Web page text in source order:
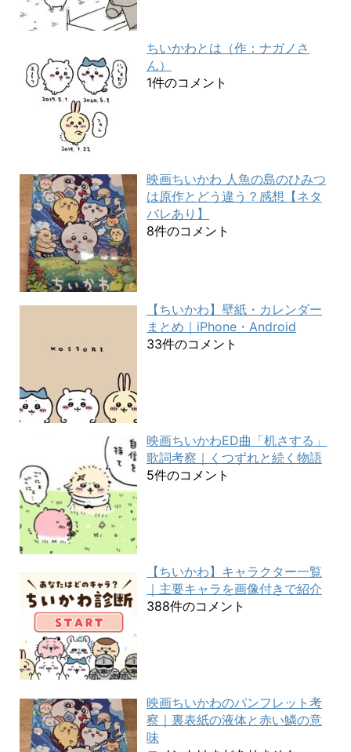
ちいかわとは（作：ナガノさ
ん）
1件のコメント
映画ちいかわ 人魚の島のひみつ
は原作とどう違う？感想【ネタ
バレあり】
8件のコメント
【ちいかわ】壁紙・カレンダー
まとめ｜iPhone・Android
33件のコメント
映画ちいかわED曲「机さする」
歌詞考察｜くつずれと続く物語
5件のコメント
【ちいかわ】キャラクター一覧
｜主要キャラを画像付きで紹介
388件のコメント
映画ちいかわのパンフレット考
察｜裏表紙の液体と赤い鱗の意
味